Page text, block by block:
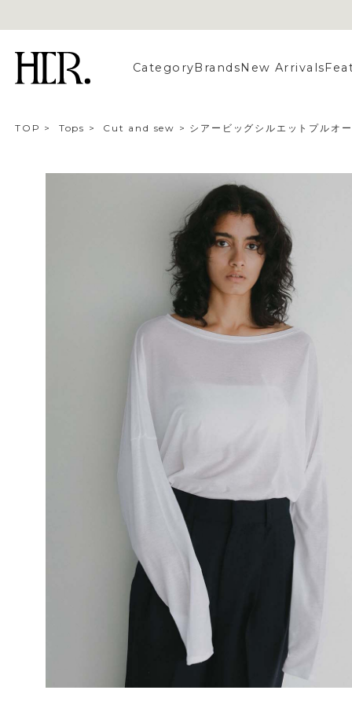
Category Brands New Arrivals
TOP > Tops > Cut and sew > シアービッグシルエットプルオ